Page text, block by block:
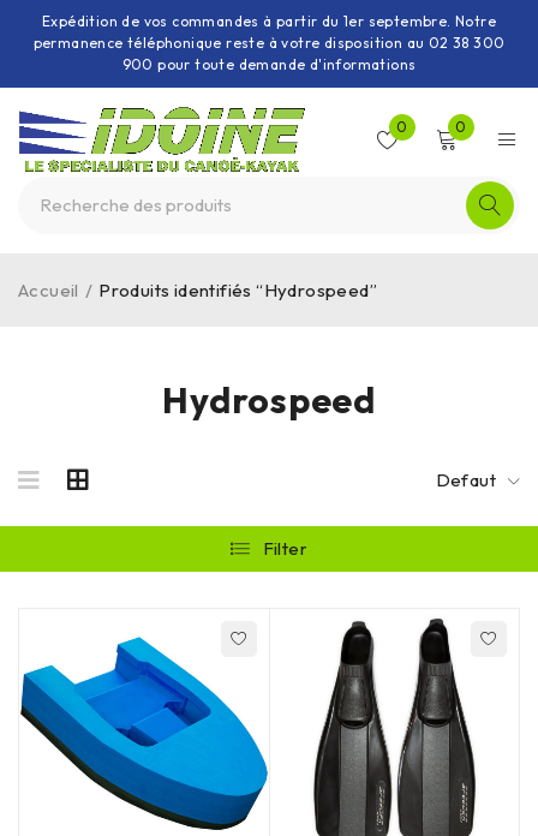
Expédition de vos commandes à partir du 1er septembre. Notre
permanence téléphonique reste à votre disposition au 02 38 300
900 pour toute demande d'informations
0 0
Hydrospeed
Accueil / Produits identifiés “Hydrospeed”
Defaut
Filter